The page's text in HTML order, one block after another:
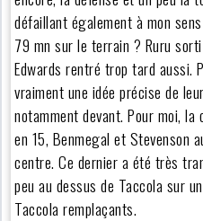
défaillant également à mon
79 mn sur le terrain ? Ruru
Edwards rentré trop tard aussi.
vraiment une idée précise de
notamment devant. Pour moi,
en 15, Benmegal et Stevenson
centre. Ce dernier a été très
peu au dessus de Taccola sur
Taccola remplaçants.